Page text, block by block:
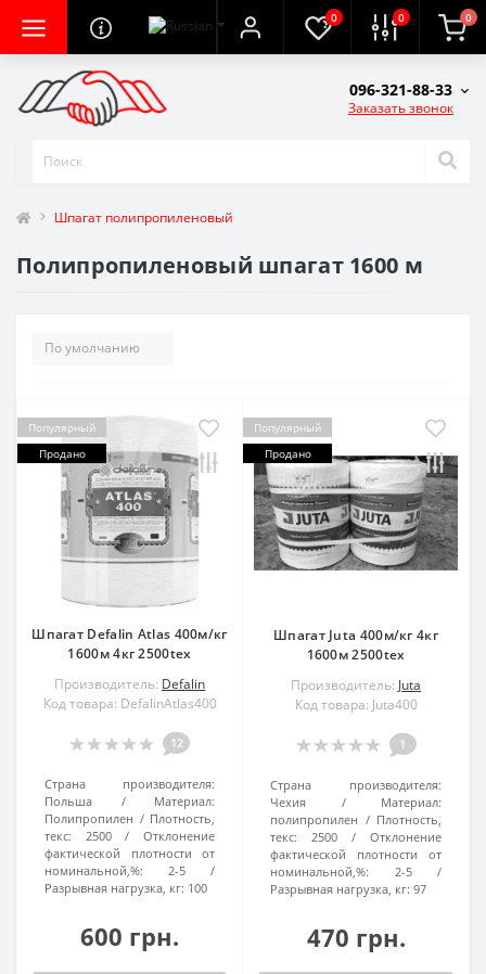
0 0 0
096-321-88-33
Заказать звонок
Шпагат полипропиленовый
Полипропиленовый шпагат 1600 м
Популярный
Продано
Шпагат Defalin Atlas 400м/кг
1600м 4кг 2500tex
Производитель: Defalin
Код товара: DefalinAtlas400
12
Страна производителя:
Польша
Материал:
Полипропилен
Плотность,
текс:
2500
Отклонение
фактической плотности от
номинальной,%:
2-5
Разрывная нагрузка, кг: 100
600 грн.
Популярный
Продано
Шпагат Juta 400м/кг 4кг
1600м 2500tex
Производитель: Juta
Код товара: Juta400
1
Страна производителя:
Чехия
Материал:
полипропилен
Плотность,
текс:
2500
Отклонение
фактической плотности от
номинальной,%:
2-5
Разрывная нагрузка, кг: 97
470 грн.